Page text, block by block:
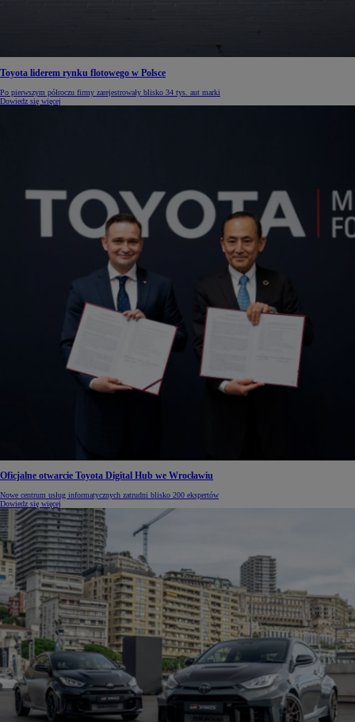
Toyota liderem rynku flotowego w Polsce
Po pierwszym półroczu firmy zarejestrowały blisko 34 tys. aut marki
Dowiedz się więcej
Oficjalne otwarcie Toyota Digital Hub we Wrocławiu
Nowe centrum usług informatycznych zatrudni blisko 200 ekspertów
Dowiedz się więcej